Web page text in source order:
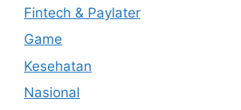
Fintech & Paylater
Game
Kesehatan
Nasional